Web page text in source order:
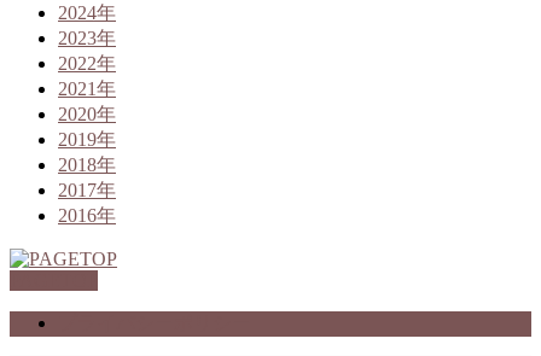
2024年
2023年
2022年
2021年
2020年
2019年
2018年
2017年
2016年